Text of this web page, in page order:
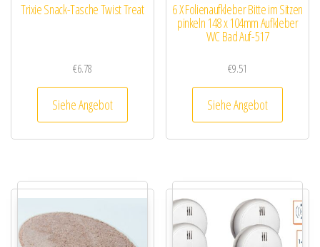
Trixie Snack-Tasche Twist Treat
€6.78
Siehe Angebot
6 X Folienaufkleber Bitte im Sitzen
pinkeln 148 x 104mm Aufkleber
WC Bad Auf-517
€9.51
Siehe Angebot